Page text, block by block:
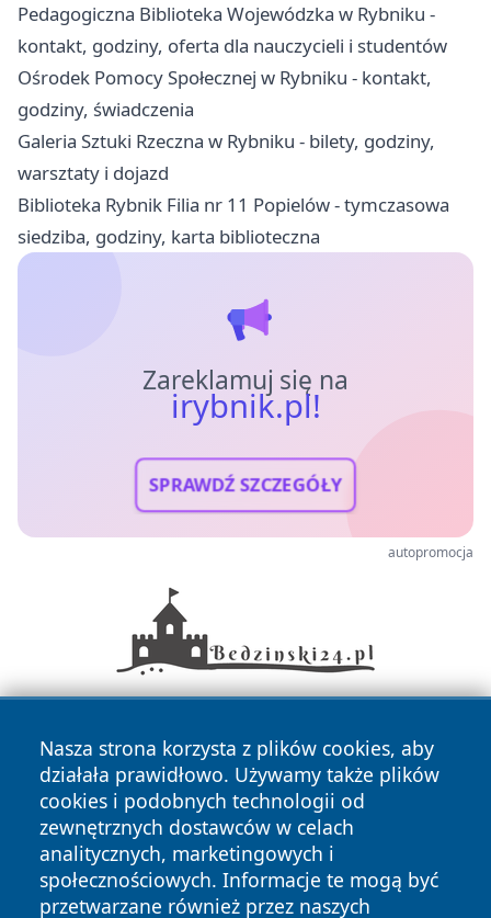
Pedagogiczna Biblioteka Wojewódzka w Rybniku -
kontakt, godziny, oferta dla nauczycieli i studentów
Ośrodek Pomocy Społecznej w Rybniku - kontakt,
godziny, świadczenia
Galeria Sztuki Rzeczna w Rybniku - bilety, godziny,
warsztaty i dojazd
Biblioteka Rybnik Filia nr 11 Popielów - tymczasowa
siedziba, godziny, karta biblioteczna
Zareklamuj się na
irybnik.pl!
SPRAWDŹ SZCZEGÓŁY
autopromocja
Nasza strona korzysta z plików cookies, aby
działała prawidłowo. Używamy także plików
cookies i podobnych technologii od
zewnętrznych dostawców w celach
analitycznych, marketingowych i
społecznościowych. Informacje te mogą być
przetwarzane również przez naszych
Copyright © 2026 irybnik.pl Wszystkie prawa zastrzeżone.